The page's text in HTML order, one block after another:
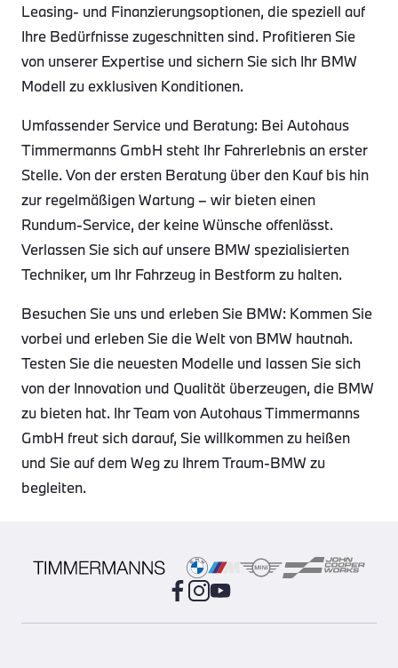
Leasing- und Finanzierungsoptionen, die speziell auf
Ihre Bedürfnisse zugeschnitten sind. Profitieren Sie
von unserer Expertise und sichern Sie sich Ihr BMW
Modell zu exklusiven Konditionen.
Umfassender Service und Beratung: Bei Autohaus
Timmermanns GmbH steht Ihr Fahrerlebnis an erster
Stelle. Von der ersten Beratung über den Kauf bis hin
zur regelmäßigen Wartung – wir bieten einen
Rundum-Service, der keine Wünsche offenlässt.
Verlassen Sie sich auf unsere BMW spezialisierten
Techniker, um Ihr Fahrzeug in Bestform zu halten.
Besuchen Sie uns und erleben Sie BMW: Kommen Sie
vorbei und erleben Sie die Welt von BMW hautnah.
Testen Sie die neuesten Modelle und lassen Sie sich
von der Innovation und Qualität überzeugen, die BMW
zu bieten hat. Ihr Team von Autohaus Timmermanns
GmbH freut sich darauf, Sie willkommen zu heißen
und Sie auf dem Weg zu Ihrem Traum-BMW zu
begleiten.